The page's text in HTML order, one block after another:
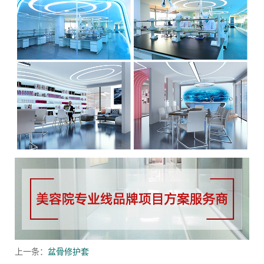
上一条： 盆骨修护套